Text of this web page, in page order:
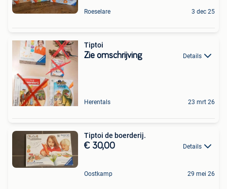
Roeselare 3 dec 25
Tiptoi
Zie omschrijving Details
Herentals 23 mrt 26
Tiptoi de boerderij.
€ 30,00 Details
Oostkamp 29 mei 26